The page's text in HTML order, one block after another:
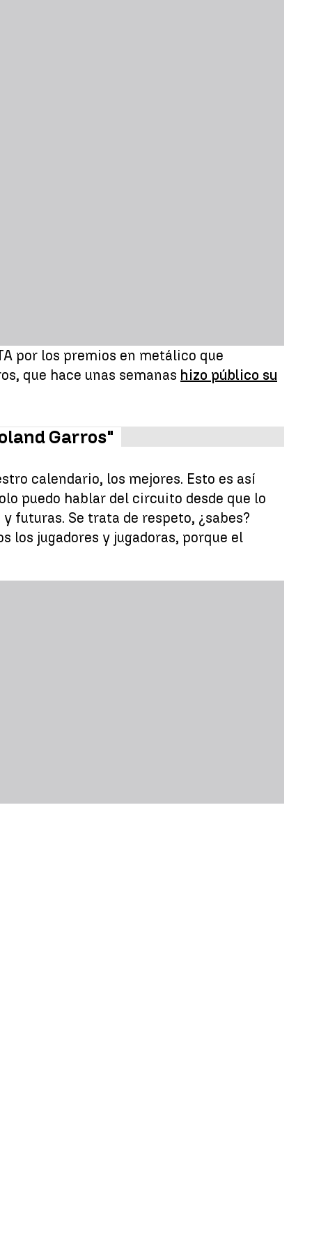
por los premios en metálico que
que hace unas semanas hizo público su
Garros"
calendario, los mejores. Esto es así
puedo hablar del circuito desde que lo
futuras. Se trata de respeto, ¿sabes?
los jugadores y jugadoras, porque el